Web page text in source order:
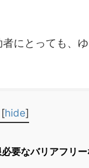
にとっても、ゆ
[hide]
要なバリアフリ